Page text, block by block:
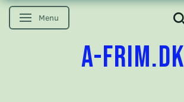
Skifte navigation
Menu
A-FRIM.DK